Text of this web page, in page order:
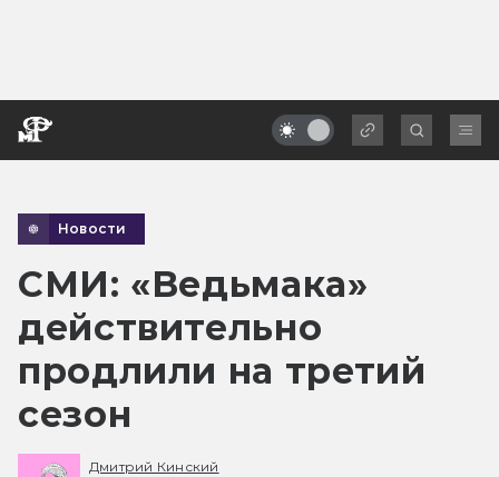
Новости
СМИ: «Ведьмака»
действительно
продлили на третий
сезон
Дмитрий Кинский